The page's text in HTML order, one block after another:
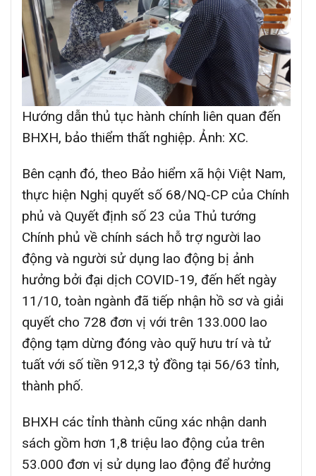
Hướng dẫn thủ tục hành chính liên quan đến
BHXH, bảo thiểm thất nghiệp. Ảnh: XC.
Bên cạnh đó, theo Bảo hiểm xã hội Việt Nam,
thực hiện Nghị quyết số 68/NQ-CP của Chính
phủ và Quyết định số 23 của Thủ tướng
Chính phủ về chính sách hỗ trợ người lao
động và người sử dụng lao động bị ảnh
hưởng bởi đại dịch COVID-19, đến hết ngày
11/10, toàn ngành đã tiếp nhận hồ sơ và giải
quyết cho 728 đơn vị với trên 133.000 lao
động tạm dừng đóng vào quỹ hưu trí và tử
tuất với số tiền 912,3 tỷ đồng tại 56/63 tỉnh,
thành phố.
BHXH các tỉnh thành cũng xác nhận danh
sách gồm hơn 1,8 triệu lao động của trên
53.000 đơn vị sử dụng lao động để hưởng